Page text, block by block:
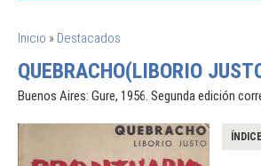
SE ENCUENTRA USTED AQUÍ
Inicio » Destacados
QUEBRACHO(LIBORIO
Buenos Aires: Gure, 1956. Segunda edición
ÍNDICE